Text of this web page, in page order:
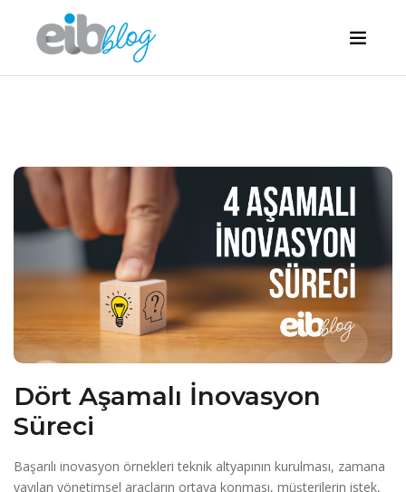
Dört Aşamalı İnovasyon
Süreci
Başarılı inovasyon örnekleri teknik altyapının kurulması, zamana
yayılan yönetimsel araçların ortaya konması, müşterilerin istek,